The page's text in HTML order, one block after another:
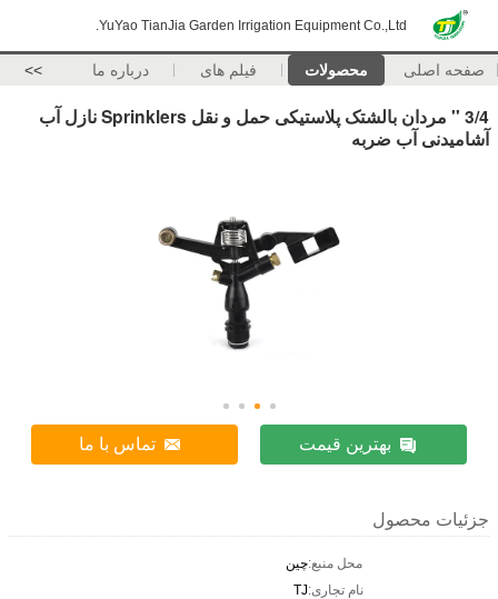
YuYao TianJia Garden Irrigation Equipment Co.,Ltd.
صفحه اصلی محصولات فیلم های درباره ما >>
3/4 '' مردان بالشتک پلاستیکی حمل و نقل Sprinklers نازل آب
آشامیدنی آب ضربه
بهترین قیمت تماس با ما
جزئیات محصول
محل منبع:چين
نام تجاری:TJ